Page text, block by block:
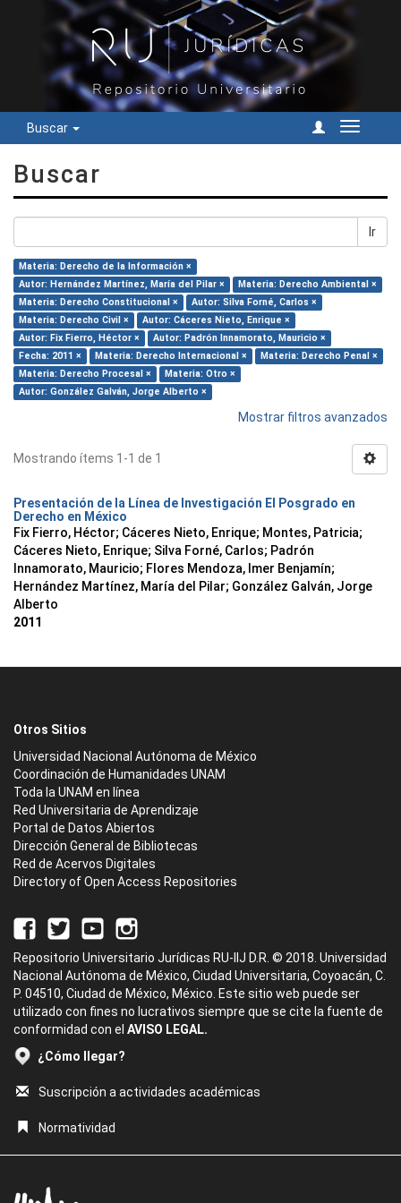
Buscar
Cambiar
Buscar
Ir
Materia: Derecho de la Información ×
Autor: Hernández Martínez, María del Pilar ×
Materia: Derecho Ambiental ×
Materia: Derecho Constitucional ×
Autor: Silva Forné, Carlos ×
Materia: Derecho Civil ×
Autor: Cáceres Nieto, Enrique ×
Autor: Fix Fierro, Héctor ×
Autor: Padrón Innamorato, Mauricio ×
Fecha: 2011 ×
Materia: Derecho Internacional ×
Materia: Derecho Penal ×
Materia: Derecho Procesal ×
Materia: Otro ×
Autor: González Galván, Jorge Alberto ×
Mostrar filtros avanzados
Mostrando ítems 1-1 de 1
Presentación de la Línea de Investigación El Posgrado en
Derecho en México
Fix Fierro, Héctor; Cáceres Nieto, Enrique; Montes, Patricia;
Cáceres Nieto, Enrique; Silva Forné, Carlos; Padrón
Innamorato, Mauricio; Flores Mendoza, Imer Benjamín;
Hernández Martínez, María del Pilar; González Galván, Jorge
Alberto
2011
Otros Sitios
Universidad Nacional Autónoma de México
Coordinación de Humanidades UNAM
Toda la UNAM en línea
Red Universitaria de Aprendizaje
Portal de Datos Abiertos
Dirección General de Bibliotecas
Red de Acervos Digitales
Directory of Open Access Repositories
Repositorio Universitario Jurídicas RU-IIJ D.R. © 2018. Universidad
Nacional Autónoma de México, Ciudad Universitaria, Coyoacán, C.
P. 04510, Ciudad de México, México. Este sitio web puede ser
utilizado con fines no lucrativos siempre que se cite la fuente de
conformidad con el AVISO LEGAL.
¿Cómo llegar?
Suscripción a actividades académicas
Normatividad